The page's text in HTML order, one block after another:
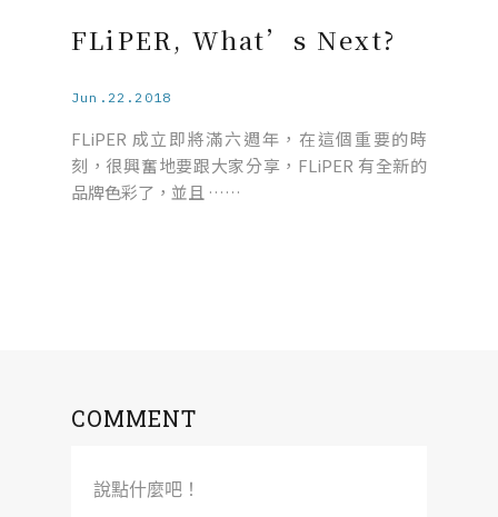
FLiPER, What’s Next?
Jun.22.2018
FLiPER 成立即將滿六週年，在這個重要的時
刻，很興奮地要跟大家分享，FLiPER 有全新的
品牌色彩了，並且 ……
COMMENT
說點什麼吧！